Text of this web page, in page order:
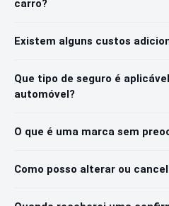
carro?
Existem alguns custos
Que tipo de seguro é
automóvel?
O que é uma marca sem
Como posso alterar ou